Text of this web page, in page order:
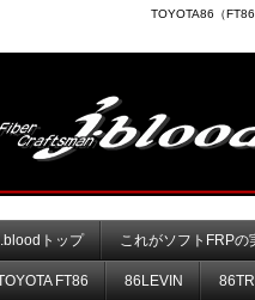
TOYOTA86（
トップ これがソフトFRPの
FT86 86LEVIN